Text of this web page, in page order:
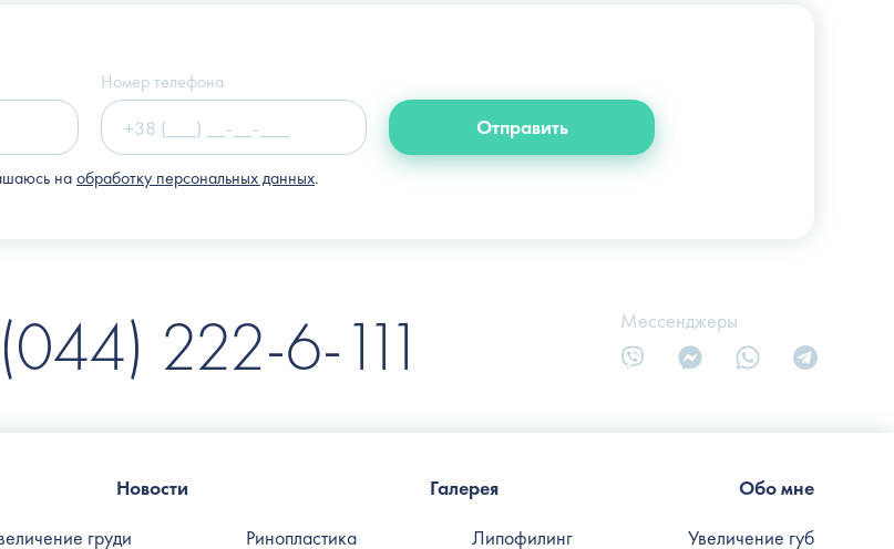
info@slosser.com.ua
Номер телефона
Отправить
наобработку персональных данных.
222-6-111 Мессенджеры
Новости Галерея
Обо мне
груди Ринопластика Липофилинг Увеличение губ